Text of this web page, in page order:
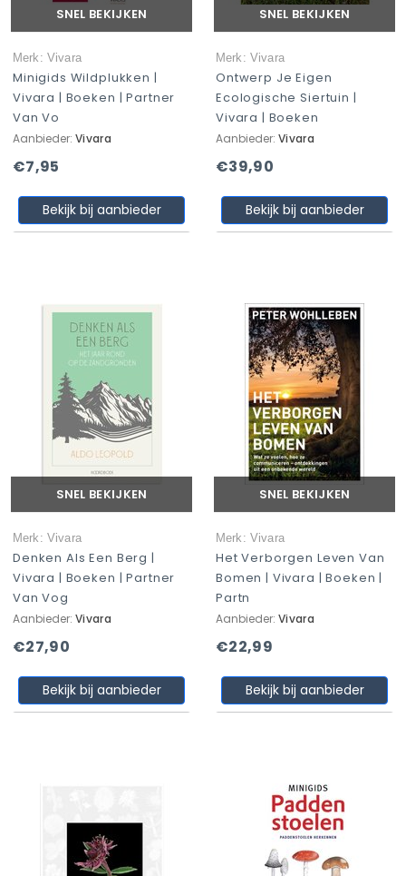
SNEL BEKIJKEN
Merk: Vivara
Minigids Wildplukken |
Vivara | Boeken | Partner
Van Vo
Aanbieder: Vivara
€7,95
Bekijk bij aanbieder
SNEL BEKIJKEN
Merk: Vivara
Ontwerp Je Eigen
Ecologische Siertuin |
Vivara | Boeken
Aanbieder: Vivara
€39,90
Bekijk bij aanbieder
SNEL BEKIJKEN
Merk: Vivara
Denken Als Een Berg |
Vivara | Boeken | Partner
Van Vog
Aanbieder: Vivara
€27,90
Bekijk bij aanbieder
SNEL BEKIJKEN
Merk: Vivara
Het Verborgen Leven Van
Bomen | Vivara | Boeken |
Partn
Aanbieder: Vivara
€22,99
Bekijk bij aanbieder